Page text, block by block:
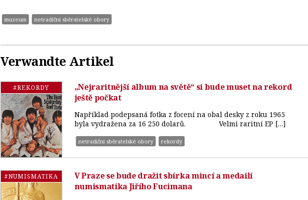
muzeum netradiční sběratelské obory
Verwandte Artikel
#REKORDY
„Nejraritnější album na světě“ si bude muset na rekord
ještě počkat
Například podepsaná fotka z focení na obal desky z roku 1965
byla vydražena za 16 250 dolarů. Velmi raritní EP […]
netradiční sběratelské obory rekordy
#NUMISMATIKA
V Praze se bude dražit sbírka mincí a medailí
numismatika Jiřího Fucimana